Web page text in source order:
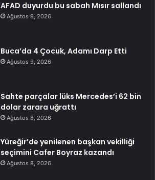
AFAD duyurdu bu sabah Mısır sallandı
Ağustos 9, 2026
Buca’da 4 Çocuk, Adamı Darp Etti
Ağustos 9, 2026
Sahte parçalar lüks Mercedes’i 62 bin
dolar zarara uğrattı
Ağustos 8, 2026
Yüreğir’de yenilenen başkan vekilliği
seçimini Cafer Boyraz kazandı
Ağustos 8, 2026